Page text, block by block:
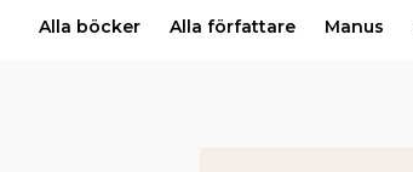
Alla böcker Alla författare Manus